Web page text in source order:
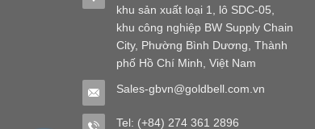
khu sản xuất loại 1, lô SDC-05,
khu công nghiệp BW Supply Chain
City, Phường Bình Dương, Thành
phố Hồ Chí Minh, Việt Nam
Sales-gbvn@goldbell.com.vn
Tel: (+84) 274 361 2896